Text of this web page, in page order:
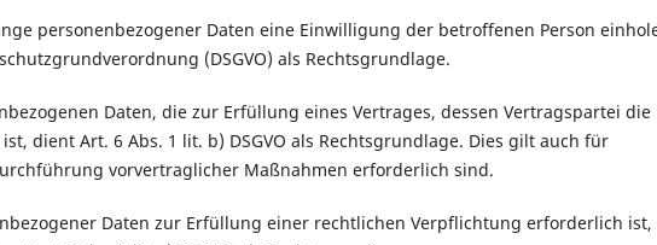
personenbezogener Daten eine Einwilligung der betroffenen Person
(DSGVO) als Rechtsgrundlage.
Daten, die zur Erfüllung eines Vertrages, dessen Vertragspartei die
dient Art. 6 Abs. 1 lit. b) DSGVO als Rechtsgrundlage. Dies gilt auch für
vorvertraglicher Maßnahmen erforderlich sind.
Daten zur Erfüllung einer rechtlichen Verpflichtung erforderlich ist,